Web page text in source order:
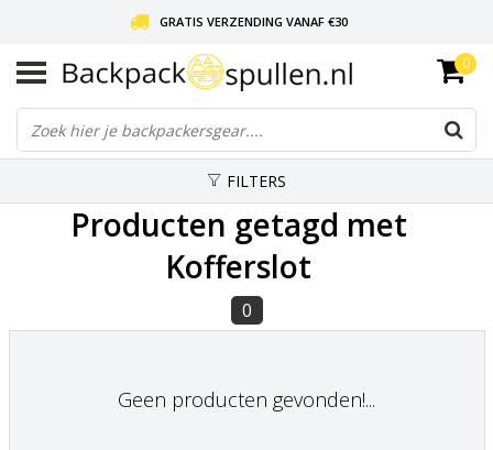
GRATIS VERZENDING VANAF €30
LIEFDE VOOR BACKPACKEN!
30 DAGEN GRATIS RETOUR
0
FILTERS
Producten getagd met
Kofferslot
0
Geen producten gevonden!...